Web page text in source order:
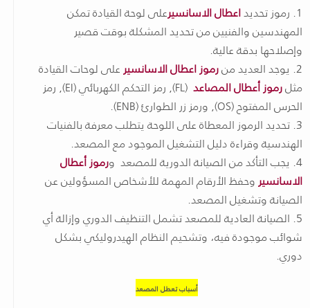
1. رموز تحديد اعطال الاسانسيرعلى لوحة القيادة تمكن
المهندسين والفنيين من تحديد المشكلة بوقت قصير
وإصلاحها بدقة عالية.
2. يوجد العديد من
رموز اعطال الاسانسيرعلى لوحات القيادة
مثلرموز أعطال المصاعد
(FL), رمز التحكم الكهربائي (EI), رمز
الحرس المفتوح (OS), ورمز زر الطوارئ (ENB).
3. تحديد الرموز المعطاة على اللوحة يتطلب معرفة بالفنيات
الهندسية وقراءة دليل التشغيل الموجود مع المصعد.
4. يجب التأكد من الصيانة الدورية للمصعد و
رموز أعطال
الاسانسيروحفظ الأرقام المهمة للأشخاص المسؤولين عن
الصيانة وتشغيل المصعد.
5. الصيانة العادية للمصعد تشمل التنظيف الدوري وإزالة أي
شوائب موجودة فيه، وتشحيم النظام الهيدروليكي بشكل
دوري.
أسباب تعطل المصعد